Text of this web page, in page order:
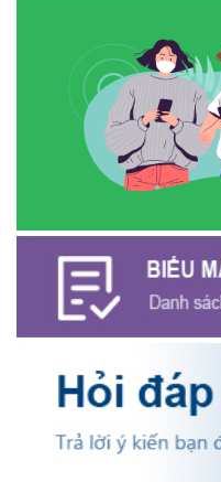
NĂM NGÀY THƯƠNG BINH -
(27/07/2026)
Phát biểu bế mạc Hội nghị
thư, Chủ tịch nước Tô Lâm
(26/07/2026)
QUỐC
(24/07/2026)
HỘI NÔNG DÂN XÃ CƯ
BÁ SẢN PHẨM OCOP TẠI
OCOP TỈNH KHÁNH HÒA
Đoàn viên thanh niên và